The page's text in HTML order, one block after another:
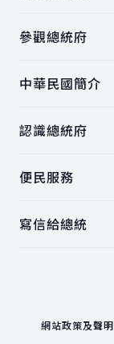
參觀總統府
中華民國簡介
認識總統府
便民服務
寫信給總統
網站政策及聲明